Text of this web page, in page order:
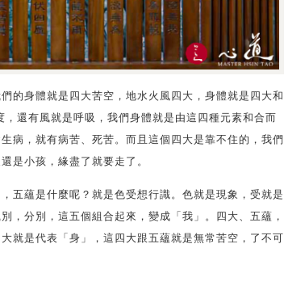
的身體就是四大苦空，地水火風四大，身體就是四大和
還有風就是呼吸，我們身體就是由這四種元素和合而
病，就有病苦、死苦。而且這個四大是靠不住的，我們
是小孩，緣盡了就要走了。
五蘊是什麼呢？就是色受想行識。色就是現象，受就是
，分別，這五個組合起來，變成「我」。四大、五蘊，
就是代表「身」，這四大跟五蘊就是無常苦空，了不可